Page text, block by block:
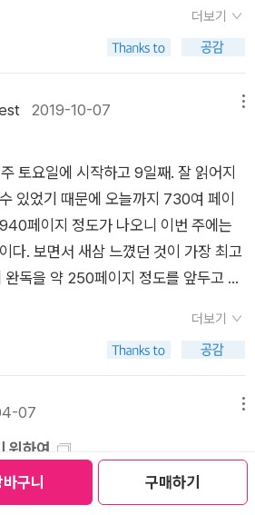
구니 구매하기
1915년에 중단되었다가 종전 후 다시
완성되었습니다.토마스 만은 『마의
구만이 진정한 즐거움을 준다.'라고 밝
작가가 12년 동안이나 고심을 거듭하면
고 있던 온갖 병리적인 현상들을 종합
품으로 녹여냈습니다.『마의 산』은 제
기처럼 '쉽게 읽히지 않는 고전 소
까닭은 작가 자신이 깊이 고민했던 정
품의 전편에 걸쳐 끝없이 펼쳐지기 때
진 시대의 사상적 특징이었던 정신분석
말한 시간의 상대적 속성, 질병과 죽
로크 가의 사람들』처럼 여러 세대에 걸
건 하나 없이 극히 좁은 공간과 인물
자들)로 좁혀진 상태에서 기나긴 이야
드라마틱한 사건 전개와는 거리가 먼 관
여주는 작품이라고 평가받고 있지요.
10월 구매 리스트에 있다. 16. 약속 : 뒤
작품이어서 급관심이 생겨 구매. 뒤렌
아, 남궁인예전에는 국내에세이를 많이
구매했다. 서간에세이라 하니 흥미가
권이나 샀다니 반성한다. 그럼에도 방금
건 10월 페이퍼에 소개해야 겠다. 10월
이루는 한달이 되도록 노력해야겠다
하는 점.토마스 만이 <마의 산>에 착수
이므로 정확히는 <부덴브로크>를 완
되겠다. 단순 견적으로 <부덴브로크>
경로는 없다. 예측불가능하다는 것이
방향전환의 계기가 있는지 여부다(단
향은 변덕보다는 더 무거운 동기를 필요
직한 작가에게라면). 추정이 없는 건 아
리나 프링스하임과 결혼하면서 ‘길잃
하고 부르주아 계급의 습속으로 복귀한
재로 하여 쓴 장편이 <대공전하>(190
가운데 유일하게 아직 한 차례도 번역
받지 못한 것으로 보이는데 나로선 가장
시기에 만이 쓴 대표작이 <토니오 크뢰
의 죽음>(1912)과 같은 중편들이고
직간접적으로 들어가 있다. 원래 ‘죽
의 죽음>의 속편격으로 쓰게 되는 게
는 죽음뿐 아니라 동성애가 강하게, 하
더보기
2019-10-07
토요일에 시작하고 9일째. 잘 읽어지
있었기 때문에 오늘까지 730여 페이
페이지 정도가 나오니 이번 주에는
다. 보면서 새삼 느꼈던 것이 가장 최고
독을 약 250페이지 정도를 앞두고 돌
써 여러 번 제대로 읽었을 것을. 하지만
앞서 썼던 것처럼 열린책들에서 나온
로 이번의 일어판 중역본(으로 심히 의
에서 이해할 수 없었던 부분을 짚을
내용이나 쉽게 잡히지 않아서 막힌 책
씩 읽는 방법으로 독파해나갈 생각이니
많은 깨달음과 독서인생에 있어 도움이
더보기
07
위하여
<파우스트 박사>(문학과지성사)의 새
현재 읽을 수 있는 한국어판은 3종이 되